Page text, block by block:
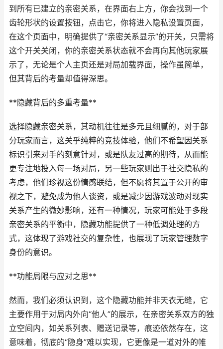
到所有已建立的亲密关系，在界面右上方，你会找到一个
齿轮形状的设置按钮，点击它，你将进入隐私设置页面，
在这个页面中，明确提供了“亲密关系显示”的开关，只需将
这个开关关闭，你的亲密关系状态就不会再向其他玩家展
示了，无论是个人主页还是对局加载界面，操作虽简单，
但其背后的考量却值得深思。
**隐藏背后的多重考量**
选择隐藏亲密关系，其动机往往是多元且细腻的，对于部
分玩家而言，这关乎纯粹的竞技体验，他们不希望因关系
标识引来对手的刻意针对，或是队友过高的期待，从而能
更专注地投入每一场对局，另一些玩家则出于社交隐私的
考虑，他们珍视这份情感联结，但不愿将其置于公开的审
视之下，避免成为他人谈资，或是减少因游戏波动对现实
关系产生的微妙影响，还有一种情况，玩家可能处于多段
亲密关系的平衡中，隐藏功能提供了一种低调处理的方
式，这体现了游戏社交的复杂性，也展现了玩家管理数字
身份的意识。
**功能局限与应对之思**
然而，我们必须认识到，这个隐藏功能并非天衣无缝，它
主要作用于对局内外向“他人”的展示，在亲密关系双方的独
立空间内，如关系列表、赠送记录等，痕迹依然存在，这
意味着，彻底的“隐身”难以实现，它更像是一道对外的帷